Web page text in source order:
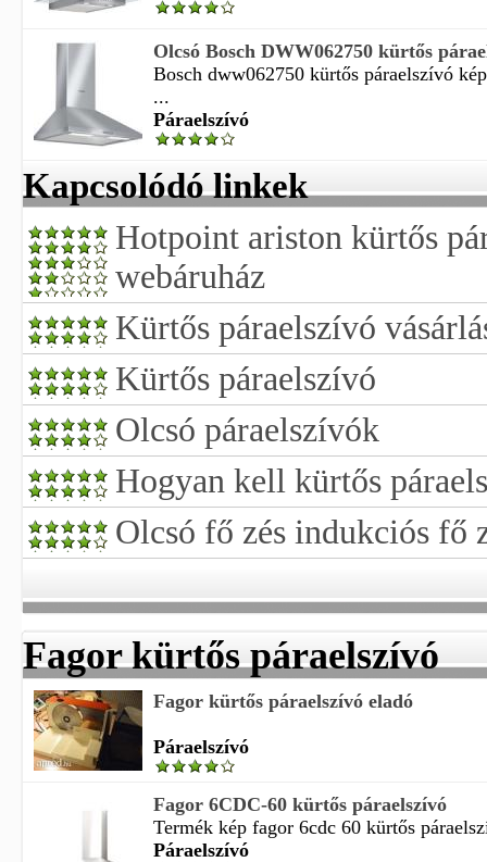
Olcsó Bosch DWW062750 kürtős
Bosch dww062750 kürtős páraelszívó
...
Páraelszívó
Kapcsolódó linkek
Hotpoint ariston kürtős
webáruház
Kürtős páraelszívó
Kürtős páraelszívó
Olcsó páraelszívók
Hogyan kell kürtős
Olcsó fő zés indukciós fő
Fagor kürtős páraelszívó
Fagor kürtős páraelszívó eladó
Páraelszívó
Fagor 6CDC-60 kürtős páraelszívó
Termék kép fagor 6cdc 60 kürtős
Páraelszívó